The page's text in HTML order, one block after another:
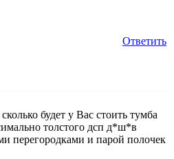
Ответить
будет у Вас стоить тумба
толстого дсп д*ш*в
перегородками и парой полочек